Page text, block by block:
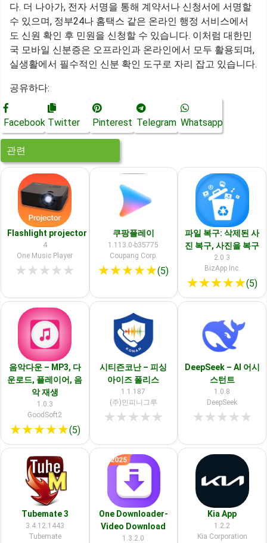
다. 더 나아가, 전자 서명을 통해 계약서나 신청서에 서명할
수 있으며, 정부24나 홈택스 같은 온라인 행정 서비스에서
도 신원 확인 후 민원을 신청할 수 있습니다. 이처럼 대한민
국 모바일 신분증은 오프라인과 온라인에서 모두 활용되며,
실생활에서 필수적인 신분 확인 도구로 자리 잡고 있습니다.
공유하다:
Facebook Twitter Pinterest Telegram Whatsapp
관련
Flashlight projector
4
One Music Player
★★★★★
쿠팡플레이
1.113.0-b35775
Coupang Corp.
★★★★★(5)
파일 복구: 삭제된 사
진 복구, 사진을 복구
2.0.3
BizApp Inc.
★★★★★(5)
음악다운 – MP3, 다
운로드, 플레이어, 음
악 재생
1.0.3
GoodSoft2
★★★★★(5)
시티즌코난 – 피싱
아이즈 폴리스
1.1.187
(주)인피니그루
★★★★★
DeepSeek – AI 어시
스턴트
1.0.8
DeepSeek
★★★★★
Tubemate 3
3.4.12.1443
Tubemate
One Downloader-
Video Download
1.3.2.0
Kia App
1.2.2
Kia Corporation